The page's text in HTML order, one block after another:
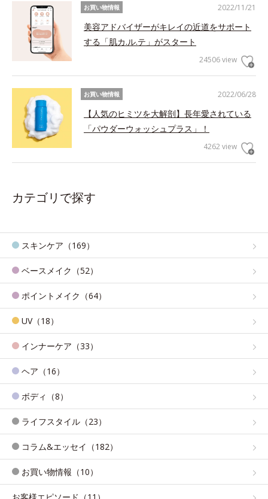
2022/11/21
お買い物情報
美容アドバイザーがキレイの近道をサポート
する「肌カ.ル.テ」がスタート
24506 view
2022/06/28
お買い物情報
【人気のヒミツを大解剖】長年愛されている
「パウダーウォッシュプラス」！
4262 view
カテゴリで探す
スキンケア（169）
ベースメイク（52）
ポイントメイク（64）
UV（18）
インナーケア（33）
ヘア（16）
ボディ（8）
ライフスタイル（23）
コラム&エッセイ（182）
お買い物情報（10）